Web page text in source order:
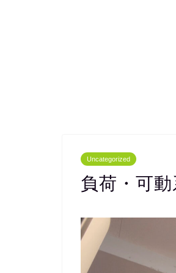
Uncategorized
負荷・可